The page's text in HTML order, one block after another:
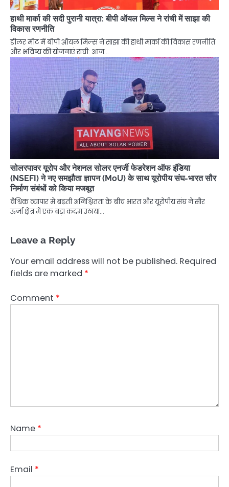
हाथी मार्का की सदी पुरानी यात्रा: बीपी ऑयल मिल्स ने रांची में साझा की
विकास रणनीति
डीलर मीट में बीपी ऑयल मिल्स ने साझा की हाथी मार्का की विकास रणनीति
और भविष्य की योजनाएं रांची: आज…
सोलरपावर यूरोप और नेशनल सोलर एनर्जी फेडरेशन ऑफ इंडिया
(NSEFI) ने नए समझौता ज्ञापन (MoU) के साथ यूरोपीय संघ-भारत सौर
निर्माण संबंधों को किया मजबूत
वैश्विक व्यापार में बढ़ती अनिश्चितता के बीच भारत और यूरोपीय संघ ने सौर
ऊर्जा क्षेत्र में एक बड़ा कदम उठाया…
Leave a Reply
Your email address will not be published. Required
fields are marked *
Comment *
Name *
Email *